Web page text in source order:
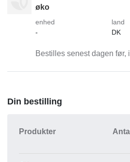
øko
enhed
-
land
DK
Bestilles senest dagen før,
Din bestilling
Produkter Antal